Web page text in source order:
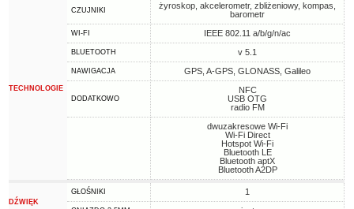
TECHNOLOGIE
CZUJNIKI
żyroskop, akcelerometr, zbliżeniowy, kompas,
barometr
WI-FI IEEE 802.11 a/b/g/n/ac
BLUETOOTH v 5.1
NAWIGACJA GPS, A-GPS, GLONASS, Galileo
DODATKOWO
NFC
USB OTG
radio FM
dwuzakresowe Wi-Fi
Wi-Fi Direct
Hotspot Wi-Fi
Bluetooth LE
Bluetooth aptX
Bluetooth A2DP
DŹWIĘK
GŁOŚNIKI 1